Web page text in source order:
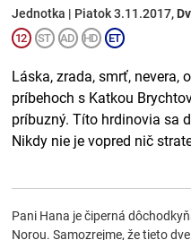
Jednotka | Piatok 3.11.2017,
Láska, zrada, smrť, nevera,
príbehoch s Katkou
príbuzný. Títo hrdinovia sa
Nikdy nie je vopred nič
Pani Hana je čiperná
Norou. Samozrejme, že tieto